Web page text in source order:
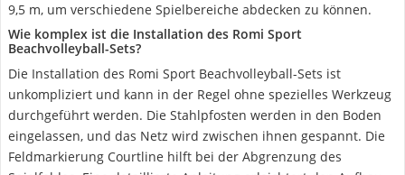
9,5 m, um verschiedene Spielbereiche abdecken zu können.
Wie komplex ist die Installation des Romi Sport
Beachvolleyball-Sets?
Die Installation des Romi Sport Beachvolleyball-Sets ist
unkompliziert und kann in der Regel ohne spezielles Werkzeug
durchgeführt werden. Die Stahlpfosten werden in den Boden
eingelassen, und das Netz wird zwischen ihnen gespannt. Die
Feldmarkierung Courtline hilft bei der Abgrenzung des